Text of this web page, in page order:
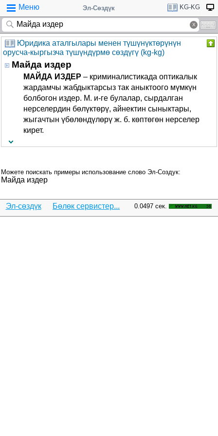
Меню Эл-Сөздүк KG-KG
Юридика аталгылары менен түшүнүктөрүнүн
орусча-кыргызча түшүндүрмө сөздүгү (kg-kg)
Майда издер
МАЙДА ИЗДЕР – криминалистикада оптикалык
жардамчы жабдыктарсыз так аныктоого мүмкүн
болбогон издер. М. и-ге булалар, сырдалган
нерселердин бөлүктөрү, айнектин сыныктары,
жыгачтын үбөлөндүлөрү ж. б. көптөгөн нерселер
кирет.
Можете поискать примеры использование слово Эл-Создук:
Майда издер
Эл-сөздүк Бөлөк сервистер... 0.0497 сек.